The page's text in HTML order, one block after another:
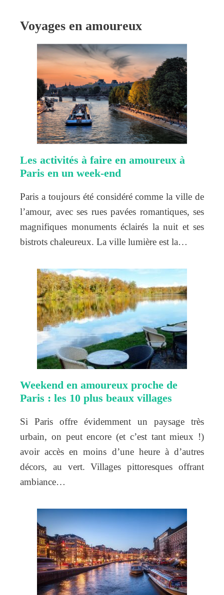
Voyages en amoureux
Les activités à faire en amoureux à
Paris en un week-end
Paris a toujours été considéré comme la ville de
l’amour, avec ses rues pavées romantiques, ses
magnifiques monuments éclairés la nuit et ses
bistrots chaleureux. La ville lumière est la…
Weekend en amoureux proche de
Paris : les 10 plus beaux villages
Si Paris offre évidemment un paysage très
urbain, on peut encore (et c’est tant mieux !)
avoir accès en moins d’une heure à d’autres
décors, au vert. Villages pittoresques offrant
ambiance…